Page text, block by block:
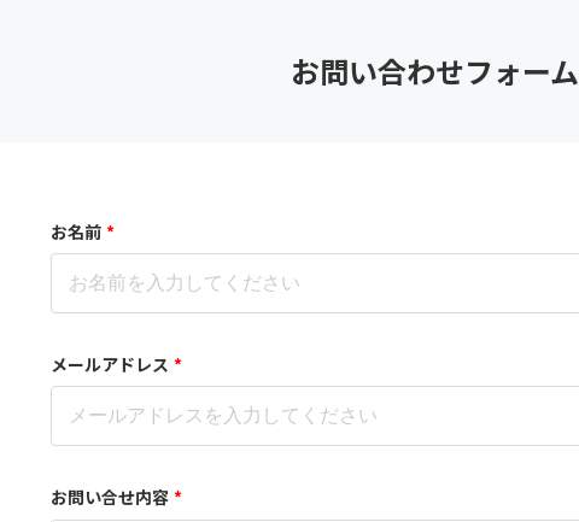
お問い合わせフォーム
お名前 *
メールアドレス *
お問い合せ内容 *